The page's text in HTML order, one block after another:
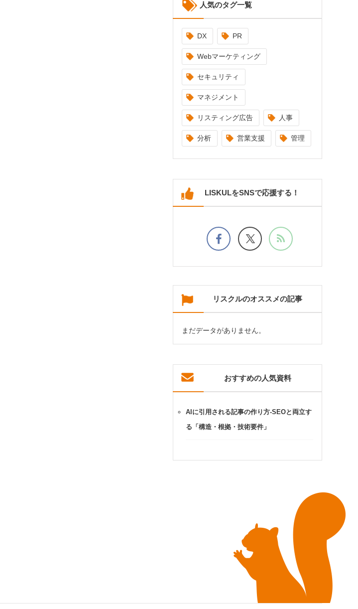
人気のタグ一覧
DX PR
Webマーケティング
セキュリティ
マネジメント
リスティング広告 人事
分析 営業支援 管理
LISKULをSNSで応援する！
リスクルのオススメの記事
まだデータがありません。
おすすめの人気資料
AIに引用される記事の作り方-SEOと両立す
る「構造・根拠・技術要件」